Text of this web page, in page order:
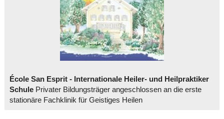
École San Esprit - Internationale Heiler- und Heilpraktiker
SchulePrivater Bildungsträger angeschlossen an die erste
stationäre Fachklinik für Geistiges Heilen